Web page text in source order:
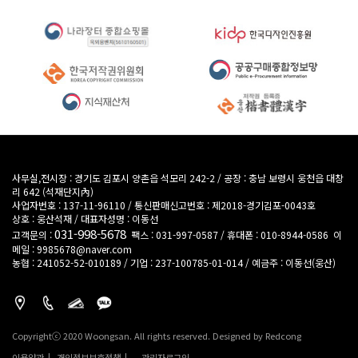
사무실,전시장 : 경기도 김포시 양촌읍 석모리 242-2 / 공장 : 충남 보령시 웅천읍 대창
리 642 (석재단지內)
사업자번호 : 137-11-96110 /통신판매신고번호 : 제2018-경기김포-0043호
상호 : 웅산석재 / 대표자성명 : 이동선
고객문의 :031-998-5678 팩스 : 031-997-0587 /휴대폰 : 010-8944-0586 이
메일 : 9985678@naver.com
농협 : 241052-52-010189 / 기업 : 237-100785-01-014 / 예금주 : 이동선(웅산)
Copyrightⓒ 2020 Woongsan. All rights reserved. Designed by Redcong